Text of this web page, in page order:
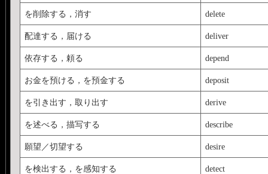
を削除する，消す delete
配達する，届ける deliver
依存する，頼る depend
お金を預ける，を預金する deposit
を引き出す，取り出す derive
を述べる，描写する describe
願望／切望する desire
を検出する，を感知する detect